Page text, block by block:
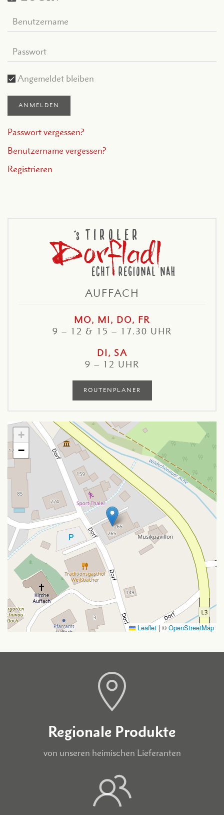
Angemeldet bleiben
ANMELDEN
Passwort vergessen?
Benutzername vergessen?
Registrieren
AUFFACH
MO, MI, DO, FR
9 – 12 & 15 – 17.30 UHR
DI, SA
9 – 12 UHR
ROUTENPLANER
+
−
Leaflet | © OpenStreetMap
Regionale Produkte
von unseren heimischen Lieferanten